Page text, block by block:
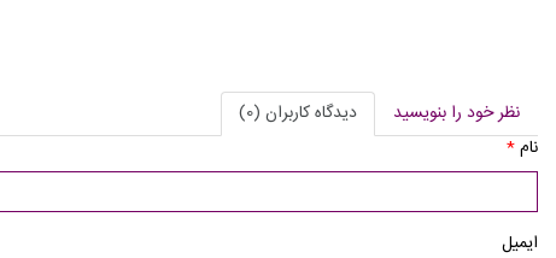
نظر خود را بنویسید
دیدگاه کاربران (0)
نام*
ایمیل